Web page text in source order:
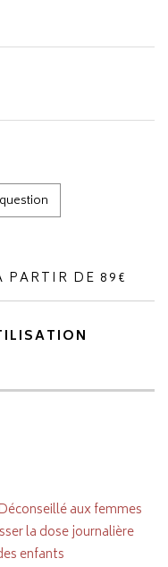
PARTIR DE 89€
aux femmes
la dose journalière
enfants